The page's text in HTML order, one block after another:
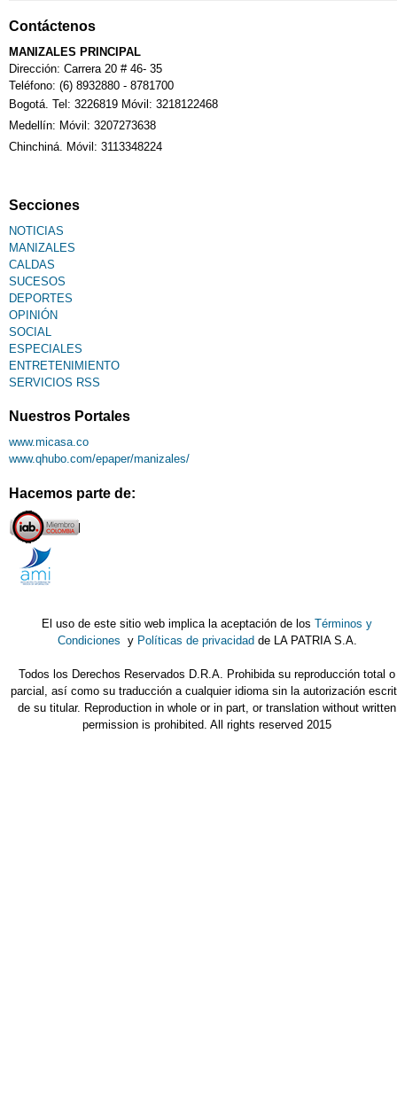
Calendario Tributario
Sudoku
Contáctenos
MANIZALES PRINCIPAL
Dirección: Carrera 20 # 46- 35
Teléfono: (6) 8932880 - 8781700
Bogotá. Tel: 3226819 Móvil: 3218122468
Medellín: Móvil: 3207273638
Chinchiná. Móvil: 3113348224
Secciones
NOTICIAS
MANIZALES
CALDAS
SUCESOS
DEPORTES
OPINIÓN
SOCIAL
ESPECIALES
ENTRETENIMIENTO
SERVICIOS RSS
Nuestros Portales
www.micasa.co
www.qhubo.com/epaper/manizales/
Hacemos parte de:
El uso de este sitio web implica la aceptación de losTérminos y
Condiciones y Políticas de privacidad de LA PATRIA S.A.
Todos los Derechos Reservados D.R.A. Prohibida su reproducción total o
parcial, así como su traducción a cualquier idioma sin la autorización
de su titular. Reproduction in whole or in part, or translation without written
permission is prohibited. All rights reserved 2015